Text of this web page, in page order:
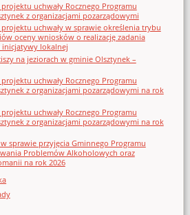
uchwały Rocznego Programu
z organizacjami pozarządowymi
uchwały w sprawie określenia trybu
oceny wniosków o realizację zadania
inicjatywy lokalnej
na jeziorach w gminie Olsztynek –
uchwały Rocznego Programu
z organizacjami pozarządowymi na rok
uchwały Rocznego Programu
z organizacjami pozarządowymi na rok
sprawie przyjęcia Gminnego Programu
Problemów Alkoholowych oraz
na rok 2026